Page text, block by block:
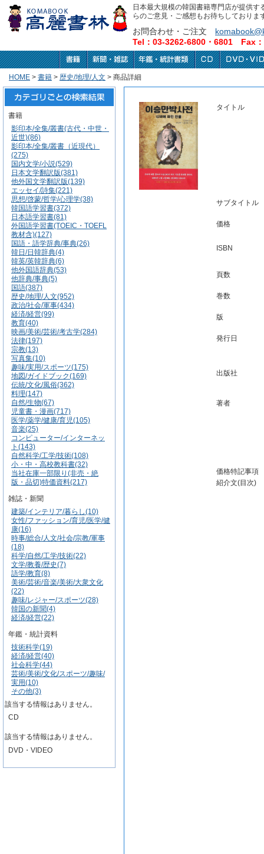
日本最大規模の韓国書籍専門店が提供
らのご意見・ご感想もお待ちしておりま
お問合わせ・ご注文
Tel：03-3262-6800・6801 Fax
HOME > 書籍 > 歴史/地理/人文 > 商品詳細
書籍
影印本/全集/叢書(古代・中世・
近世)(86)
影印本/全集/叢書（近現代）
(275)
国内文学/小説(529)
日本文学翻訳版(381)
他外国文学翻訳版(139)
エッセイ/詩集(221)
思想/啓蒙/哲学/心理学(38)
韓国語学習書(372)
日本語学習書(81)
外国語学習書(TOEIC・TOEFL
教材含)(127)
国語・語学辞典/事典(26)
韓日/日韓辞典(4)
韓英/英韓辞典(6)
他外国語辞典(53)
他辞典/事典(5)
国語(387)
歴史/地理/人文(952)
政治/社会/軍事(434)
経済/経営(99)
教育(40)
映画/美術/芸術/考古学(284)
法律(197)
宗教(13)
写真集(10)
趣味/実用/スポーツ(175)
地図/ガイドブック(169)
伝統/文化/風俗(362)
料理(147)
自然/生物(67)
児童書・漫画(717)
医学/薬学/健康/育児(105)
音楽(25)
コンピューター/インターネッ
ト(143)
自然科学/工学/技術(108)
小・中・高校教科書(32)
当社在庫一部限り(非売・絶
版・品切)特価資料(217)
雑誌・新聞
建築/インテリア/暮らし(10)
女性/ファッション/育児/医学/健
康(16)
時事/総合/人文/社会/宗教/軍事
(18)
科学/自然/工学/技術(22)
文学/教養/歴史(7)
語学/教育(8)
美術/芸術/音楽/美術/大衆文化
(22)
趣味/レジャー/スポーツ(28)
韓国の新聞(4)
経済/経営(22)
年鑑・統計資料
技術科学(19)
経済/経営(40)
社会科学(44)
芸術/美術/文化/スポーツ/趣味/
実用(10)
その他(3)
該当する情報はありません。
CD
該当する情報はありません。
DVD・VIDEO
タイトル
サブタイトル
価格
ISBN
頁数
巻数
版
発行日
出版社
著者
価格特記事項
紹介文(目次)